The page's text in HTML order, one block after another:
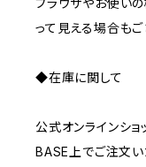
って見える場合もご
◆在庫に関して
公式オンラインショ
BASE上でご注文